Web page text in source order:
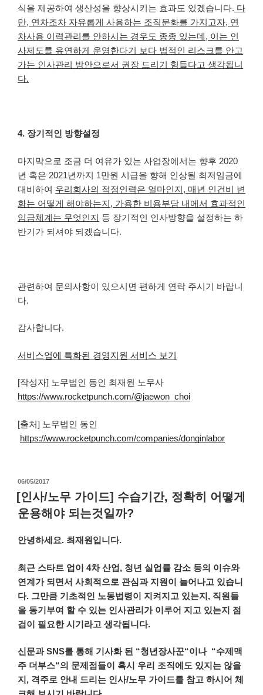
식을 제공하여 생산성을 향상시키는 효과도 있겠습니다. 다
만, 연차조차 자유롭게 사용하는 조직문화를 가지고자, 연
차사용 이력관리를 안하시는 경우도 종종 있는데, 이는 인
사제도를 유연하게 운영한다기 보다 법적인 리스크를 안고
가는 인사관리 방안으로서 권장 드리기 힘들다고 생각됩니
다.
4. 장기적인 방향설정
마지막으로 조금 더 여유가 있는 사업장에서는 향후 2020
년 혹은 2021년까지 1만원 시급을 향해 인상될 최저임금에
대비하여 우리회사의 적정인력은 얼마인지, 매년 인건비 변
화는 어떻게 해야하는지, 가용한 비용부담 내에서 효과적인
임금체계는 무엇인지 등 장기적인 인사방향을 설정하는 하
반기가 되셔야 되겠습니다.
관련하여 문의사항이 있으시면 편하게 연락 주시기 바랍니
다.
감사합니다.
서비스업에 특화된 경영지원 서비스 보기
[작성자] 노무법인 동인 최재원 노무사
https://www.rocketpunch.com/@jaewon_choi
[출처] 노무법인 동인
https://www.rocketpunch.com/companies/donginlabor
작
성
일
자
06/05/2017
[인사/노무 가이드] 수습기간, 정확히 어떻게
운용해야 되는것일까?
안녕하세요. 최재원입니다.
최근 스타트 업이 4차 산업, 청년 실업률 감소 등의 이슈와
연계가 되면서 사회적으로 관심과 지원이 늘어나고 있습니
다. 그만큼 기초적인 노동법령이 지켜지고 있는지, 직원들
을 동기부여 할 수 있는 인사관리가 이루어 지고 있는지 점
검이 필요한 시기라고 생각됩니다.
신문과SNS를 통해 기사화 된 “청년장사꾼“이나“수제맥
주 더부스“의 문제점들이 혹시 우리 조직에도 있지는 않을
지, 격주로 안내 드리는 인사/노무 가이드를 참고 하시어 체